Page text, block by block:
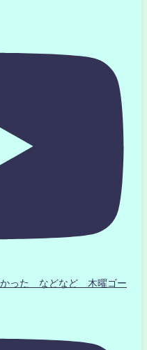
かった などなど 木曜ゴー